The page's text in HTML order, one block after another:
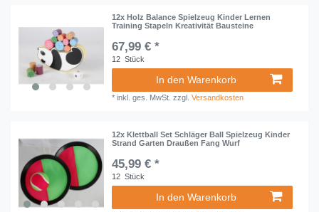
12x Holz Balance Spielzeug Kinder Lernen
Training Stapeln Kreativität Bausteine
67,99 € *
12 Stück
In den Warenkorb
*inkl. ges. MwSt. zzgl.Versandkosten
12x Klettball Set Schläger Ball Spielzeug Kinder
Strand Garten Draußen Fang Wurf
45,99 € *
12 Stück
In den Warenkorb